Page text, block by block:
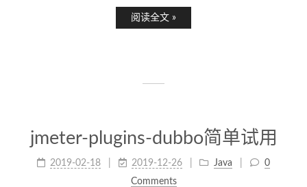
阅读全文 »
jmeter-plugins-dubbo简单试用
2019-02-18 2019-12-26 Java
0
Comments